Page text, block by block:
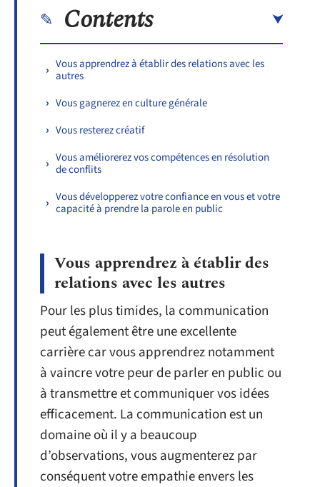
Contents
Vous apprendrez à établir des relations avec les
autres
Vous gagnerez en culture générale
Vous resterez créatif
Vous améliorerez vos compétences en résolution
de conflits
Vous développerez votre confiance en vous et votre
capacité à prendre la parole en public
Vous apprendrez à établir des
relations avec les autres
Pour les plus timides, la communication
peut également être une excellente
carrière car vous apprendrez notamment
à vaincre votre peur de parler en public ou
à transmettre et communiquer vos idées
efficacement. La communication est un
domaine où il y a beaucoup
d’observations, vous augmenterez par
conséquent votre empathie envers les